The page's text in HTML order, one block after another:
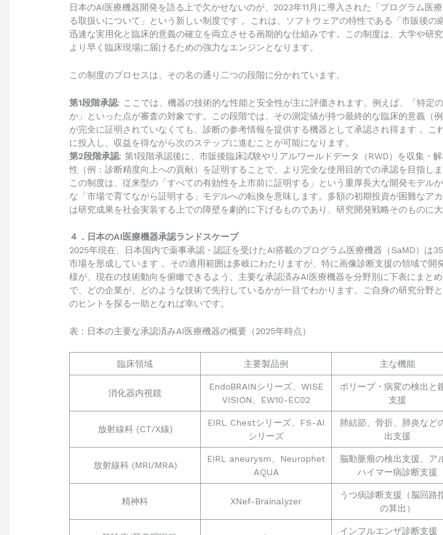
日本のAI医療機器開発を語る上で欠かせないのが、2023年11月に導入された「プログラム医
る取扱いについて」という新しい制度です 。これは、ソフトウェアの特性である「市販後の
迅速な実用化と臨床的意義の確立を両立させる画期的な仕組みです。この制度は、大学や研
より早く臨床現場に届けるための強力なエンジンとなります。
この制度のプロセスは、その名の通り二つの段階に分かれています。
第1段階承認: ここでは、機器の技術的な性能と安全性が主に評価されます。例えば、「特定
か」といった点が審査の対象です。この段階では、その測定値が持つ最終的な臨床的意義（
が完全に証明されていなくても、診断の参考情報を提供する機器として承認され得ます 。こ
に投入し、収益を得ながら次のステップに進むことが可能になります。
第2段階承認: 第1段階承認後に、市販後臨床試験やリアルワールドデータ（RWD）を収集・
性（例：診断精度向上への貢献）を証明することで、より完全な使用目的での承認を目指し
この制度は、従来型の「すべての有効性を上市前に証明する」という重厚長大な開発モデル
な「市場で育てながら証明する」モデルへの転換を意味します。多額の初期投資が困難なア
は研究成果を社会実装する上での障壁を劇的に下げるものであり、研究開発戦略そのものに
４．日本のAI医療機器承認ランドスケープ
2025年現在、日本国内で薬事承認・認証を受けたAI搭載のプログラム医療機器（SaMD）は
市場を形成しています 。その適用範囲は多岐にわたりますが、特に画像診断支援の領域で開
様が、現在の技術動向を俯瞰できるよう、主要な承認済みAI医療機器を分野別に下表にまと
で、どの企業が、どのような技術で先行しているかが一目でわかります。ご自身の研究分野
のヒントを探る一助となれば幸いです。
表：日本の主要な承認済みAI医療機器の概要（2025年時点）
臨床領域 主要製品例 主な機能
消化器内視鏡
EndoBRAINシリーズ、WISE
VISION、EW10-EC02
ポリープ・病変の検出と
支援
放射線科 (CT/X線)
EIRL Chestシリーズ、FS-AI
シリーズ
肺結節、骨折、肺炎など
出支援
放射線科 (MRI/MRA)
EIRL aneurysm、Neurophet
AQUA
脳動脈瘤の検出支援、ア
ハイマー病診断支援
精神科 XNef-Brainalyzer
うつ病診断支援（脳回路
の算出）
インフルエンザ診断支援